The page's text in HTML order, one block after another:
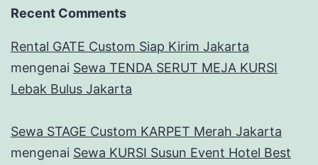
Recent Comments
Rental GATE Custom Siap Kirim Jakarta
mengenai Sewa TENDA SERUT MEJA KURSI
Lebak Bulus Jakarta
Sewa STAGE Custom KARPET Merah Jakarta
mengenai Sewa KURSI Susun Event Hotel Best